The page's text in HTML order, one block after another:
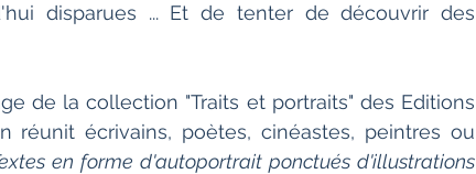
disparues ... Et de tenter de découvrir des
de la collection "Traits et portraits" des Editions
réunit écrivains, poètes, cinéastes, peintres ou
en forme d'autoportrait ponctués d'illustrations